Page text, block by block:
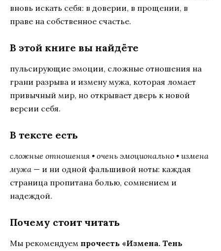
вновь искать себя: в доверии, в прощении, в
праве на собственное счастье.
В этой книге вы найдёте
пульсирующие эмоции, сложные отношения на
грани разрыва и измену мужа, которая ломает
привычный мир, но открывает дверь к новой
версии себя.
В тексте есть
сложные отношения • очень эмоционально • измена
мужа — и ни одной фальшивой ноты: каждая
страница пропитана болью, сомнением и
надеждой.
Почему стоит читать
Мы рекомендуем прочесть «Измена. Тень